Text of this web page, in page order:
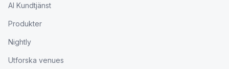
AI Kundtjänst
Produkter
Nightly
Utforska venues